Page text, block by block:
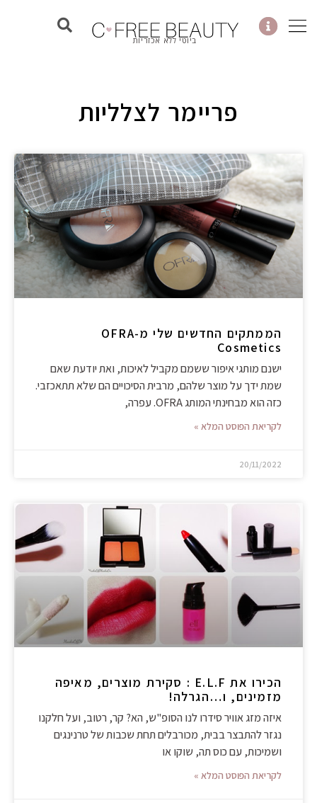
לתוכן
ביוטי ללא אכזריות
פריימר לצלליות
הממתקים החדשים שלי מ-OFRA
Cosmetics
ישנם מותגי איפור ששמם מקביל לאיכות, ואת יודעת שאם
שמת ידך על מוצר שלהם, מרבית הסיכויים הם שלא תתאכזבי.
כזה הוא מבחינתי המותג OFRA. עפרה,
לקריאת הפוסט המלא »
20/11/2022
הכירו את E.L.F : סקירת מוצרים, מאיפה
מזמינים, ו…הגרלה!
איזה מזג אוויר סידרו לנו הסופ"ש, הא? קר, רטוב, ועל חלקנו
נגזר להתבצר בבית, מכורבלים תחת שכבות של טרנינגים
ושמיכות, עם כוס תה, שוקו או
לקריאת הפוסט המלא »